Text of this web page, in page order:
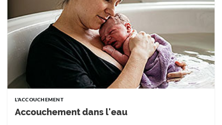
L'ACCOUCHEMENT
Accouchement dans l'eau